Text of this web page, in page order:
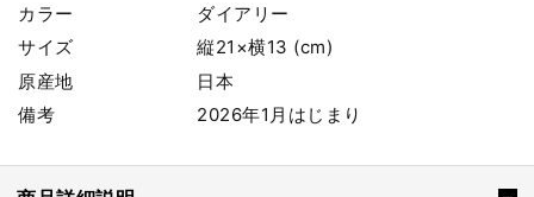
カラー
ダイアリー
サイズ
縦21×横13 (cm)
原産地
日本
備考
2026年1月はじまり